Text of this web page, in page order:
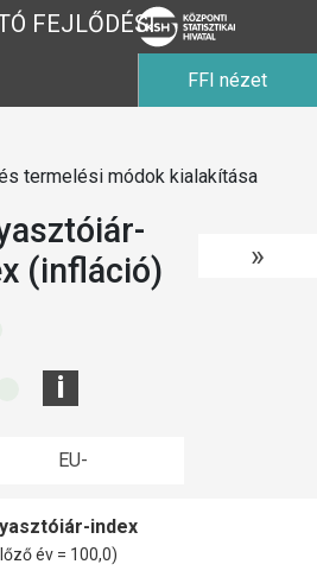
FEJLŐDÉSI
FFI nézet
termelési módok kialakítása
(infláció)
»
i
EU-
index
év = 100,0)